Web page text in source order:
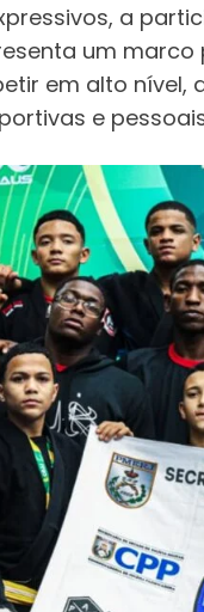
a
um
em alto nível,
e